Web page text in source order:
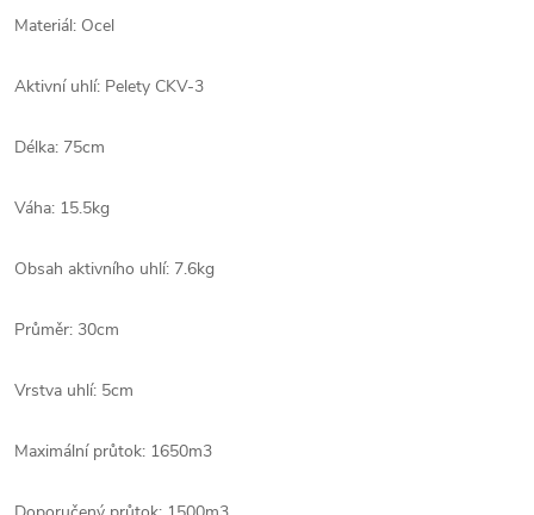
Materiál: Ocel
Aktivní uhlí: Pelety CKV-3
Délka: 75cm
Váha: 15.5kg
Obsah aktivního uhlí: 7.6kg
Průměr: 30cm
Vrstva uhlí: 5cm
Maximální průtok: 1650m3